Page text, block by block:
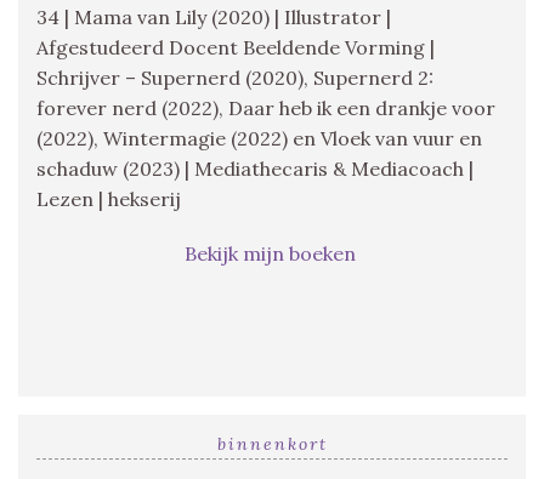
34 | Mama van Lily (2020) | Illustrator |
Afgestudeerd Docent Beeldende Vorming |
Schrijver – Supernerd (2020), Supernerd 2:
forever nerd (2022), Daar heb ik een drankje voor
(2022), Wintermagie (2022) en Vloek van vuur en
schaduw (2023) | Mediathecaris & Mediacoach |
Lezen | hekserij
Bekijk mijn boeken
binnenkort